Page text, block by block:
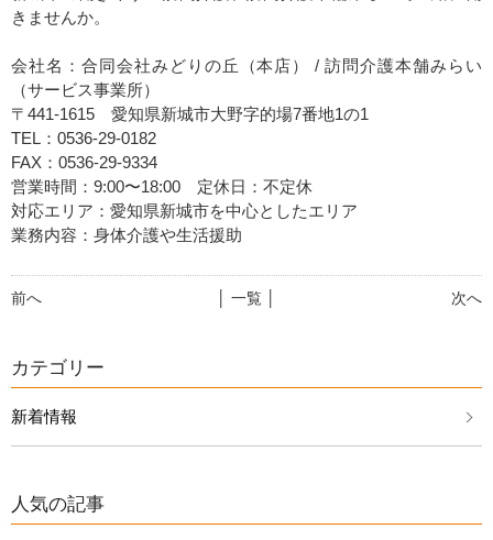
きませんか。
会社名：合同会社みどりの丘（本店） / 訪問介護本舗みらい
（サービス事業所）
〒441-1615 愛知県新城市大野字的場7番地1の1
TEL：0536-29-0182
FAX：0536-29-9334
営業時間：9:00〜18:00 定休日：不定休
対応エリア：愛知県新城市を中心としたエリア
業務内容：身体介護や生活援助
前へ 次へ
│ 一覧 │
カテゴリー
新着情報
人気の記事